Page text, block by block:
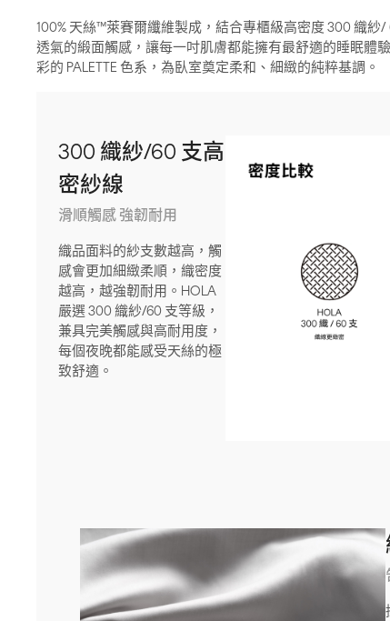
100% 天絲™萊賽爾纖維製成，結合專櫃級高密度 300 織紗
透氣的緞面觸感，讓每一吋肌膚都能擁有最舒適的睡眠體
彩的 PALETTE 色系，為臥室奠定柔和、細緻的純粹基調。
300 織紗/60 支高
密紗線
滑順觸感 強韌耐用
織品面料的紗支數越高，觸
感會更加細緻柔順，織密度
越高，越強韌耐用。HOLA
嚴選 300 織紗/60 支等級，
兼具完美觸感與高耐用度，
每個夜晚都能感受天絲的極
致舒適。